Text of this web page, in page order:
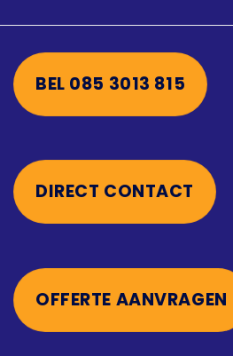
BEL 085 3013 815
DIRECT CONTACT
OFFERTE AANVRAGEN